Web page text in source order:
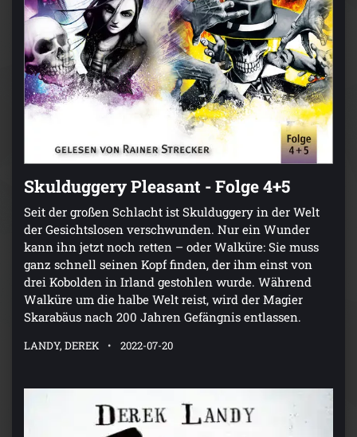
Skulduggery Pleasant - Folge 4+5
Seit der großen Schlacht ist Skulduggery in der Welt
der Gesichtslosen verschwunden. Nur ein Wunder
kann ihn jetzt noch retten – oder Walküre: Sie muss
ganz schnell seinen Kopf finden, der ihm einst von
drei Kobolden in Irland gestohlen wurde. Während
Walküre um die halbe Welt reist, wird der Magier
Skarabäus nach 200 Jahren Gefängnis entlassen.
LANDY, DEREK 2022-07-20